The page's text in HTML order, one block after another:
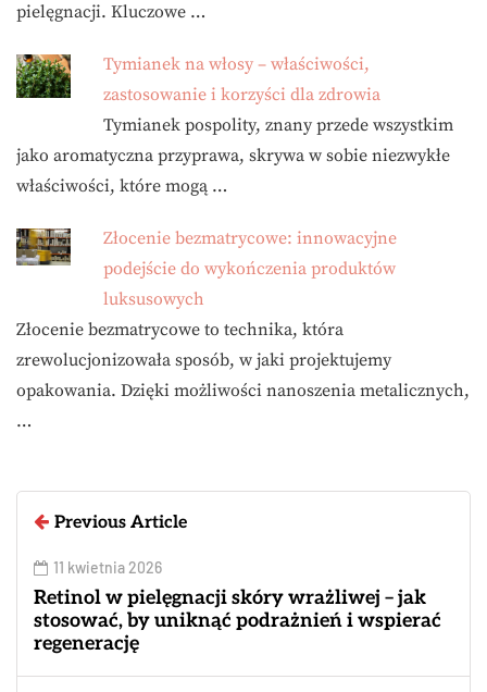
pielęgnacji. Kluczowe …
Tymianek na włosy – właściwości,
zastosowanie i korzyści dla zdrowia
Tymianek pospolity, znany przede wszystkim
jako aromatyczna przyprawa, skrywa w sobie niezwykłe
właściwości, które mogą …
Złocenie bezmatrycowe: innowacyjne
podejście do wykończenia produktów
luksusowych
Złocenie bezmatrycowe to technika, która
zrewolucjonizowała sposób, w jaki projektujemy
opakowania. Dzięki możliwości nanoszenia metalicznych,
…
Previous Article
11 kwietnia 2026
Retinol w pielęgnacji skóry wrażliwej – jak
stosować, by uniknąć podrażnień i wspierać
regenerację